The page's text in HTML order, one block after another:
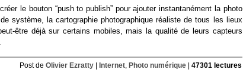
le bouton “push to publish” pour ajouter instantanément la photo
système, la cartographie photographique réaliste de tous les lieux
être déjà sur certains mobiles, mais la qualité de leurs capteurs
Post de Olivier Ezratty| Internet, Photo numérique| 47301 lectures